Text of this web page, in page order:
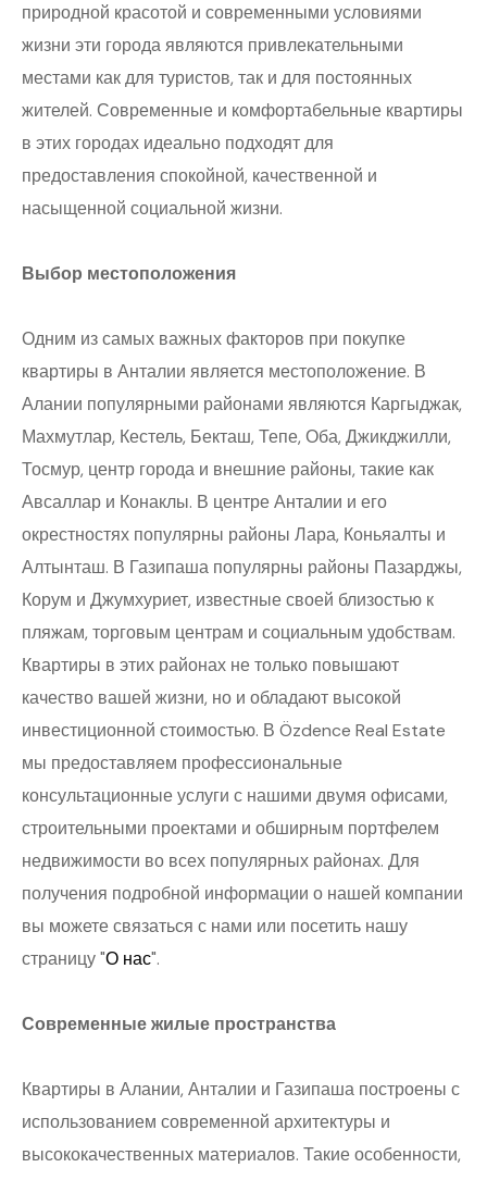
природной красотой и современными условиями
жизни эти города являются привлекательными
местами как для туристов, так и для постоянных
жителей. Современные и комфортабельные квартиры
в этих городах идеально подходят для
предоставления спокойной, качественной и
насыщенной социальной жизни.
Выбор местоположения
Одним из самых важных факторов при покупке
квартиры в Анталии является местоположение. В
Алании популярными районами являются Каргыджак,
Махмутлар, Кестель, Бекташ, Тепе, Оба, Джикджилли,
Тосмур, центр города и внешние районы, такие как
Авсаллар и Конаклы. В центре Анталии и его
окрестностях популярны районы Лара, Коньяалты и
Алтынташ. В Газипаша популярны районы Пазарджы,
Корум и Джумхуриет, известные своей близостью к
пляжам, торговым центрам и социальным удобствам.
Квартиры в этих районах не только повышают
качество вашей жизни, но и обладают высокой
инвестиционной стоимостью. В Özdence Real Estate
мы предоставляем профессиональные
консультационные услуги с нашими двумя офисами,
строительными проектами и обширным портфелем
недвижимости во всех популярных районах. Для
получения подробной информации о нашей компании
вы можете связаться с нами или посетить нашу
страницу "О нас".
Современные жилые пространства
Квартиры в Алании, Анталии и Газипаша построены с
использованием современной архитектуры и
высококачественных материалов. Такие особенности,